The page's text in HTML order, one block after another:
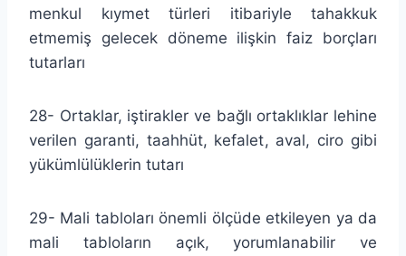
menkul kıymet türleri itibariyle tahakkuk
etmemiş gelecek döneme ilişkin faiz borçları
tutarları
28- Ortaklar, iştirakler ve bağlı ortaklıklar lehine
verilen garanti, taahhüt, kefalet, aval, ciro gibi
yükümlülüklerin tutarı
29- Mali tabloları önemli ölçüde etkileyen ya da
mali tabloların açık, yorumlanabilir ve